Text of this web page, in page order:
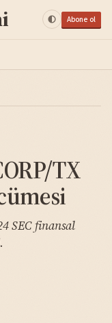
Abone ol
TX
SEC finansal